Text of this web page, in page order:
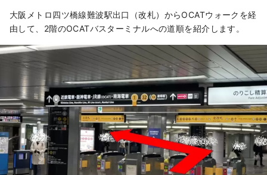
大阪メトロ四ツ橋線難波駅出口（改札）からOCATウォークを経
由して、2階のOCATバスターミナルへの道順を紹介します。